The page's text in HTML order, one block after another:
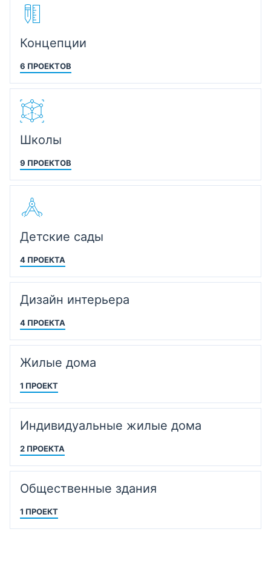
Концепции
6 ПРОЕКТОВ
Школы
9 ПРОЕКТОВ
Детские сады
4 ПРОЕКТА
Дизайн интерьера
4 ПРОЕКТА
Жилые дома
1 ПРОЕКТ
Индивидуальные жилые дома
2 ПРОЕКТА
Общественные здания
1 ПРОЕКТ